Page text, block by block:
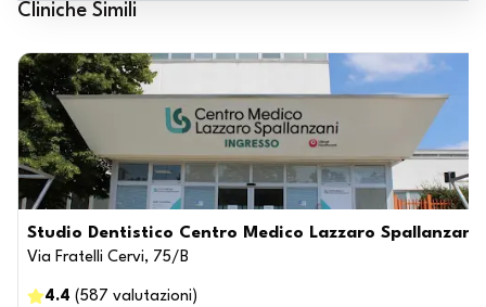
Cliniche Simili
Studio Dentistico Centro Medico Lazzaro Spallanzani
Via Fratelli Cervi, 75/B
4.4 (587 valutazioni )